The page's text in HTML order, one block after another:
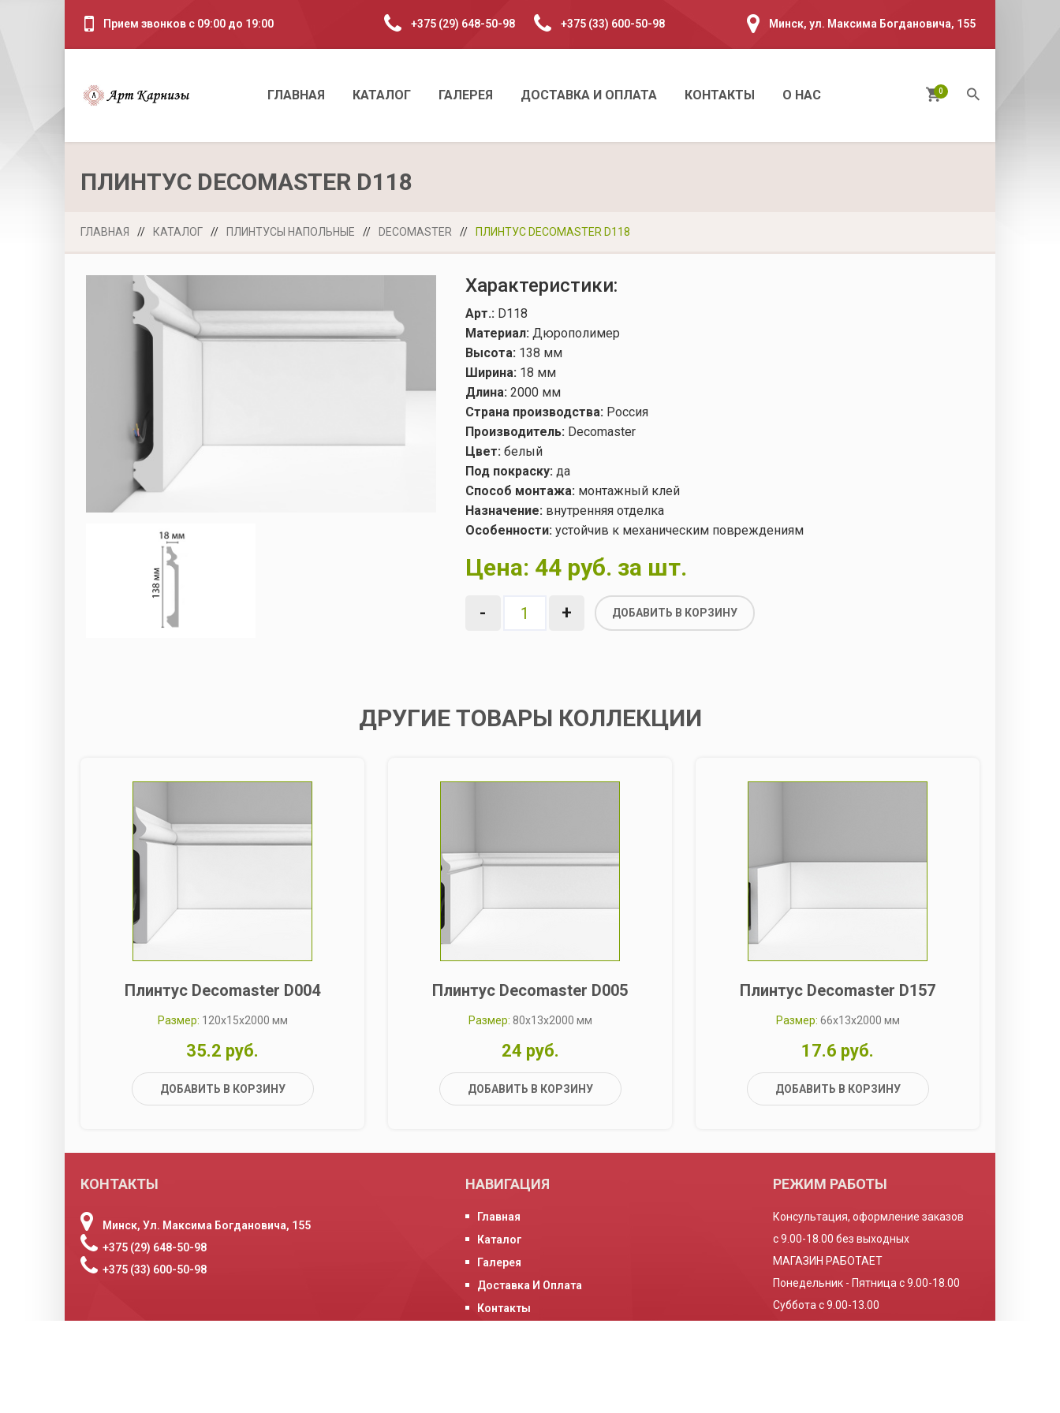
Прием звонков с 09:00 до 19:00 +375 (29) 648-50-98 +375 (33) 600-50-98 Минск, ул. Максима Богдановича, 155
ГЛАВНАЯ КАТАЛОГ ГАЛЕРЕЯ ДОСТАВКА И ОПЛАТА КОНТАКТЫ О НАС 0
ПЛИНТУС DECOMASTER D118
ГЛАВНАЯ // КАТАЛОГ // ПЛИНТУСЫ НАПОЛЬНЫЕ // DECOMASTER // ПЛИНТУС DECOMASTER D118
Характеристики:
Арт.:D118
Материал:Дюрополимер
Высота:138 мм
Ширина:18 мм
Длина:2000 мм
Страна производства:Россия
Производитель:Decomaster
Цвет:белый
Под покраску:да
Способ монтажа:монтажный клей
Назначение:внутренняя отделка
Особенности:устойчив к механическим повреждениям
Цена: 44 руб. за шт.
- + ДОБАВИТЬ В КОРЗИНУ
ДРУГИЕ ТОВАРЫ КОЛЛЕКЦИИ
Плинтус Decomaster D004
Размер: 120x15x2000 мм
35.2 руб.
ДОБАВИТЬ В КОРЗИНУ
Плинтус Decomaster D005
Размер: 80x13x2000 мм
24 руб.
ДОБАВИТЬ В КОРЗИНУ
Плинтус Decomaster D157
Размер: 66x13x2000 мм
17.6 руб.
ДОБАВИТЬ В КОРЗИНУ
КОНТАКТЫ
Минск, Ул. Максима Богдановича, 155
+375 (29) 648-50-98
+375 (33) 600-50-98
НАВИГАЦИЯ
Главная
Каталог
Галерея
Доставка И Оплата
Контакты
РЕЖИМ РАБОТЫ
Консультация, оформление заказов
с 9.00-18.00 без выходных
МАГАЗИН РАБОТАЕТ
Понедельник - Пятница с 9.00-18.00
Суббота с 9.00-13.00